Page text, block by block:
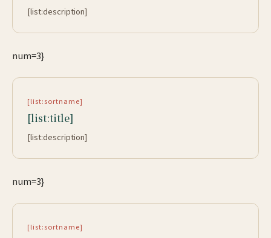
[list:description]
num=3}
[list:sortname]
[list:title]
[list:description]
num=3}
[list:sortname]